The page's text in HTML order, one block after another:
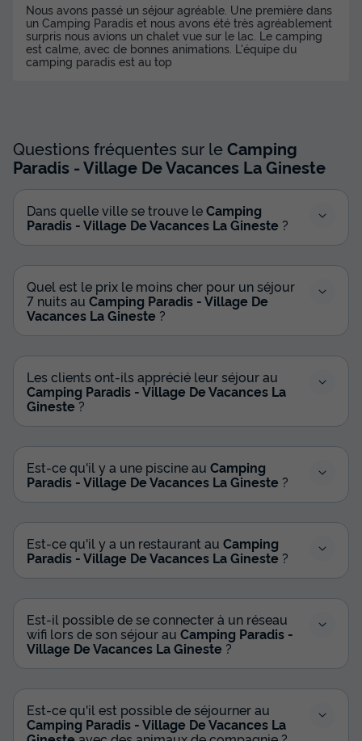
Meilleur prix pour 7 nuits
Modifier les dates
270 €
233,58 €
MOBILHOME 6 personnes - Cottage 3
Chambres
Annulation gratuite
Surface
30m²
Adultes Chambres
3
Salle de bain
Terrasse couverte Accès wifi
Animaux autorisés *
Meilleur prix pour 7 nuits
Modifier les dates
249 €
Prix de comparaison
-14%
Voir les disponibilités
Nous avons passé un séjour agréable. Une première dans
un Camping Paradis et nous avons été très agréablement
surpris nous avions un chalet vue sur le lac. Le camping
est calme, avec de bonnes animations. L'équipe du
camping paradis est au top
Questions fréquentes sur leCamping
Paradis - Village De Vacances La Gineste
Dans quelle ville se trouve leCamping
Paradis - Village De Vacances La Gineste ?
Quel est le prix le moins cher pour un séjour
7 nuits au Camping Paradis - Village De
Vacances La Gineste ?
Les clients ont-ils apprécié leur séjour au
Camping Paradis - Village De Vacances La
Gineste?
Est-ce qu'il y a une piscine au Camping
Paradis - Village De Vacances La Gineste ?
Est-ce qu'il y a un restaurant au Camping
Paradis - Village De Vacances La Gineste ?
Est-il possible de se connecter à un réseau
wifi lors de son séjour au Camping Paradis -
Village De Vacances La Gineste ?
Est-ce qu'il est possible de séjourner au
Camping Paradis - Village De Vacances La